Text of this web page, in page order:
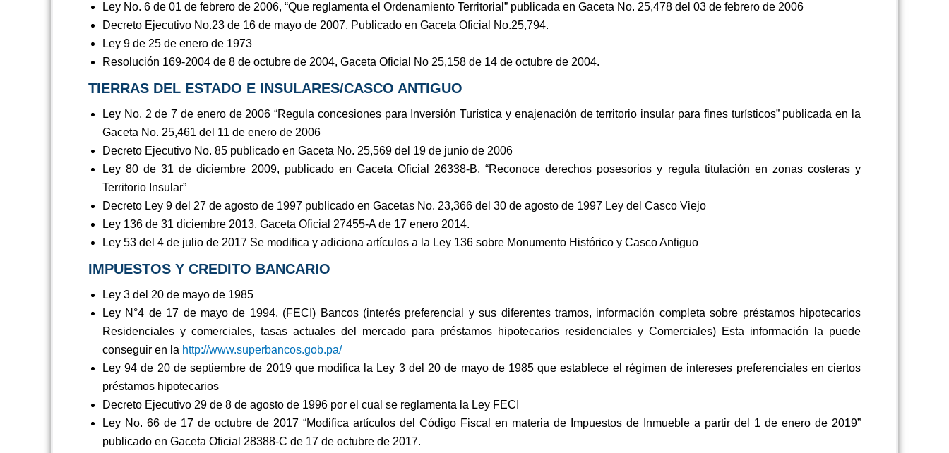
Ley No. 6 de 01 de febrero de 2006, “Que reglamenta el Ordenamiento Territorial” publicada en Gaceta No. 25,478 del 03 de febrero de 2006
Decreto Ejecutivo No.23 de 16 de mayo de 2007, Publicado en Gaceta Oficial No.25,794.
Ley 9 de 25 de enero de 1973
Resolución 169-2004 de 8 de octubre de 2004, Gaceta Oficial No 25,158 de 14 de octubre de 2004.
TIERRAS DEL ESTADO E INSULARES/CASCO ANTIGUO
Ley No. 2 de 7 de enero de 2006 “Regula concesiones para Inversión Turística y enajenación de territorio insular para fines turísticos” publicada en la
Gaceta No. 25,461 del 11 de enero de 2006
Decreto Ejecutivo No. 85 publicado en Gaceta No. 25,569 del 19 de junio de 2006
Ley 80 de 31 de diciembre 2009, publicado en Gaceta Oficial 26338-B, “Reconoce derechos posesorios y regula titulación en zonas costeras y
Territorio Insular”
Decreto Ley 9 del 27 de agosto de 1997 publicado en Gacetas No. 23,366 del 30 de agosto de 1997 Ley del Casco Viejo
Ley 136 de 31 diciembre 2013, Gaceta Oficial 27455-A de 17 enero 2014.
Ley 53 del 4 de julio de 2017 Se modifica y adiciona artículos a la Ley 136 sobre Monumento Histórico y Casco Antiguo
IMPUESTOS Y CREDITO BANCARIO
Ley 3 del 20 de mayo de 1985
Ley N°4 de 17 de mayo de 1994, (FECI) Bancos (interés preferencial y sus diferentes tramos, información completa sobre préstamos hipotecarios
Residenciales y comerciales, tasas actuales del mercado para préstamos hipotecarios residenciales y Comerciales) Esta información la puede
conseguir en la http://www.superbancos.gob.pa/
Ley 94 de 20 de septiembre de 2019 que modifica la Ley 3 del 20 de mayo de 1985 que establece el régimen de intereses preferenciales en ciertos
préstamos hipotecarios
Decreto Ejecutivo 29 de 8 de agosto de 1996 por el cual se reglamenta la Ley FECI
Ley No. 66 de 17 de octubre de 2017 “Modifica artículos del Código Fiscal en materia de Impuestos de Inmueble a partir del 1 de enero de 2019”
publicado en Gaceta Oficial 28388-C de 17 de octubre de 2017.